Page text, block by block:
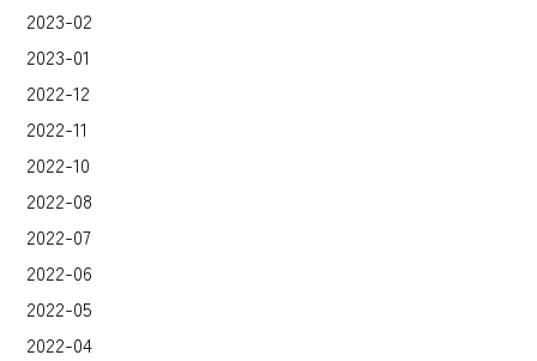
2023-02
2023-01
2022-12
2022-11
2022-10
2022-08
2022-07
2022-06
2022-05
2022-04